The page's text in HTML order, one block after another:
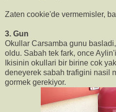
Zaten cookie'de vermemisler,
3. Gun
Okullar Carsamba gunu
oldu. Sabah tek fark, once
Ikisinin okullari bir birine cok
deneyerek sabah trafigini nasil
gormek gerekiyor.